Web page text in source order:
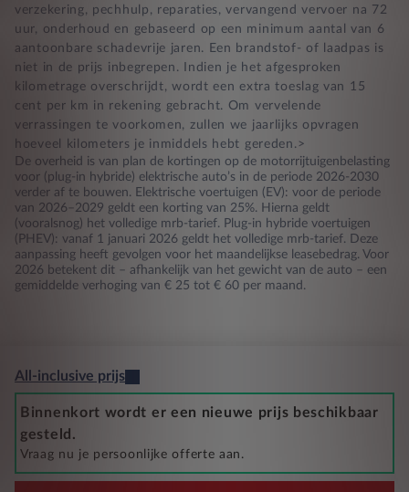
verzekering, pechhulp, reparaties, vervangend vervoer na 72
uur, onderhoud en gebaseerd op een minimum aantal van 6
aantoonbare schadevrije jaren. Een brandstof- of laadpas is
niet in de prijs inbegrepen. Indien je het afgesproken
kilometrage overschrijdt, wordt een extra toeslag van 15
cent per km in rekening gebracht. Om vervelende
verrassingen te voorkomen, zullen we jaarlijks opvragen
hoeveel kilometers je inmiddels hebt gereden.>
De overheid is van plan de kortingen op de motorrijtuigenbelasting
voor (plug-in hybride) elektrische auto’s in de periode 2026-2030
verder af te bouwen. Elektrische voertuigen (EV): voor de periode
van 2026–2029 geldt een korting van 25%. Hierna geldt
(vooralsnog) het volledige mrb-tarief. Plug-in hybride voertuigen
(PHEV): vanaf 1 januari 2026 geldt het volledige mrb-tarief. Deze
aanpassing heeft gevolgen voor het maandelijkse leasebedrag. Voor
2026 betekent dit – afhankelijk van het gewicht van de auto – een
gemiddelde verhoging van € 25 tot € 60 per maand.
All-inclusive prijs
Binnenkort wordt er een nieuwe prijs beschikbaar
gesteld.
Vraag nu je persoonlijke offerte aan.